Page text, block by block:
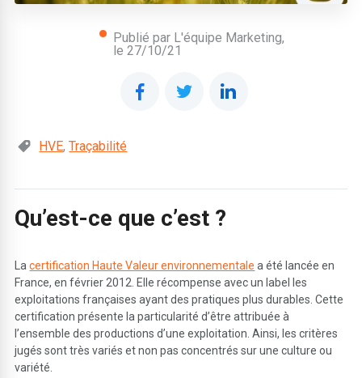
Publié par L'équipe Marketing,
le 27/10/21
HVE,Traçabilité
Qu’est-ce que c’est ?
Lacertification Haute Valeur environnementale a été lancée en
France, en février 2012. Elle récompense avec un label les
exploitations françaises ayant des pratiques plus durables. Cette
certification présente la particularité d’être attribuée à
l’ensemble des productions d’une exploitation. Ainsi, les critères
jugés sont très variés et non pas concentrés sur une culture ou
variété.